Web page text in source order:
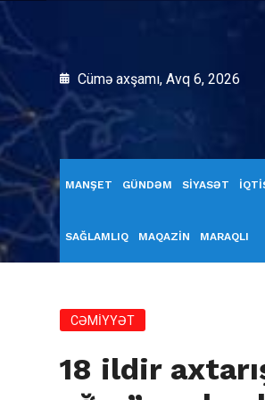
Cümə axşamı, Avq 6, 2026
MANŞET GÜNDƏM SİYASƏT
SAĞLAMLIQ MAQAZİN MARAQLI
CƏMİYYƏT
18 ildir